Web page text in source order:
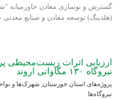
گسترش و نوسازی معادن خاورمیانه
(هلدینگ) توسعه معادن و صنایع معدنی
ارزیابی اثرات زیست‌محیطی
نیروگاه ۱۳۰ مگاواتی اروند
پروژه‌های استان خوزستان شهرک‌ها و
نیروگاه‌ها